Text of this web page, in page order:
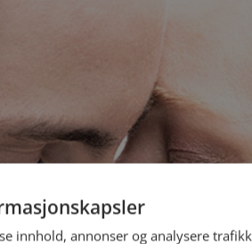
innhold, annonser og analysere